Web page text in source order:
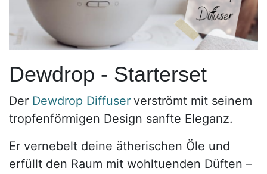
Dewdrop - Starterset
Der Dewdrop Diffuser verströmt mit seinem
tropfenförmigen Design sanfte Eleganz.
Er vernebelt deine ätherischen Öle und
erfüllt den Raum mit wohltuenden Düften –